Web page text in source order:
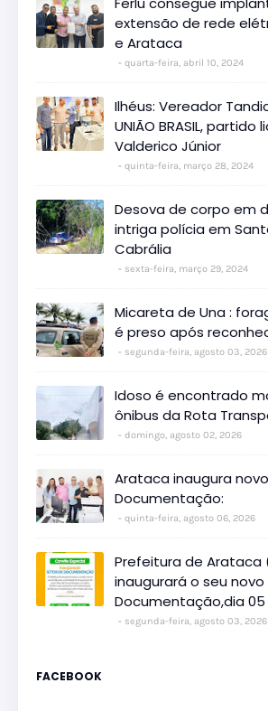
extensão de rede
e Arataca
quarta-feira, abril 10, 2024
Ilhéus: Vereador
UNIÃO BRASIL,
Valderico Júnior
quinta-feira, março 28, 2024
Desova de corpo em
intriga polícia em
Cabrália
sexta-feira, março 29, 2024
Micareta de Una :
é preso após
segunda-feira, agosto 03, 2026
Idoso é encontrado
ônibus da Rota
domingo, agosto 02, 2026
Arataca inaugura
Documentação:
quinta-feira, agosto 06, 2026
Prefeitura de Arataca
inaugurará o seu
Documentação,dia 05
segunda-feira, agosto 03, 2026
FACEBOOK